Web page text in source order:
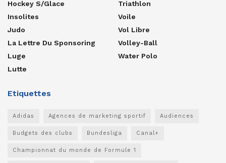
Hockey S/glace
Insolites
Judo
La Lettre Du Sponsoring
Luge
Lutte
Triathlon
Voile
Vol Libre
Volley-Ball
Water Polo
Etiquettes
Adidas Agences de marketing sportif Audiences
Budgets des clubs Bundesliga Canal+
Championnat du monde de Formule 1